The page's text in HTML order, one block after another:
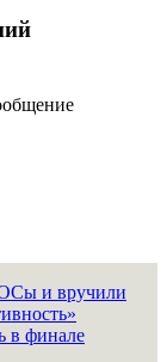
и вручили
в финале